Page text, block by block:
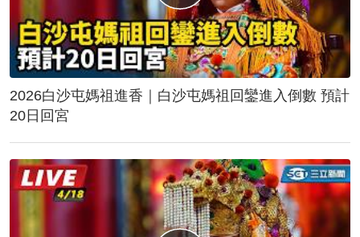
2026白沙屯媽祖進香｜白沙屯媽祖回鑾進入倒數 預計
20日回宮